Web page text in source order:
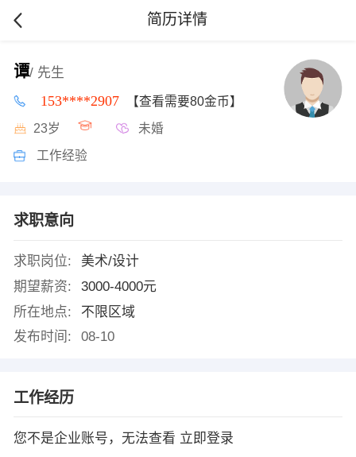
简历详情
谭/ 先生
153****2907 【查看需要80金币】
23岁 未婚
工作经验
求职意向
求职岗位:
美术/设计
期望薪资:
3000-4000元
所在地点:
不限区域
发布时间:
08-10
工作经历
您不是企业账号，无法查看 立即登录